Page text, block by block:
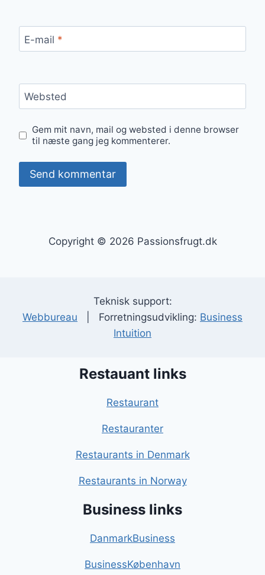
E-mail *
Websted
Gem mit navn, mail og websted i denne browser
til næste gang jeg kommenterer.
Copyright © 2026 Passionsfrugt.dk
Teknisk support:
Webbureau | Forretningsudvikling: Business
Intuition
Restauant links
Restaurant
Restauranter
Restaurants in Denmark
Restaurants in Norway
Business links
DanmarkBusiness
BusinessKøbenhavn